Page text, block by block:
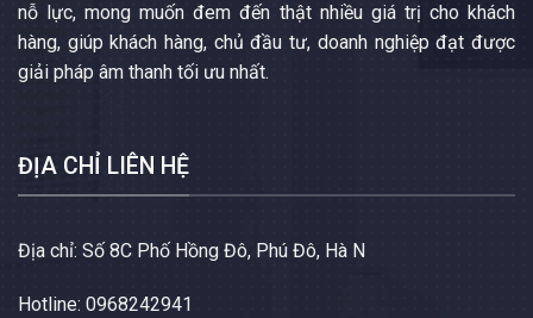
nỗ lực, mong muốn đem đến thật nhiều giá trị cho khách
hàng, giúp khách hàng, chủ đầu tư, doanh nghiệp đạt được
giải pháp âm thanh tối ưu nhất.
ĐỊA CHỈ LIÊN HỆ
Địa chỉ: Số 8C Phố Hồng Đô, Phú Đô, Hà N
Hotline: 0968242941